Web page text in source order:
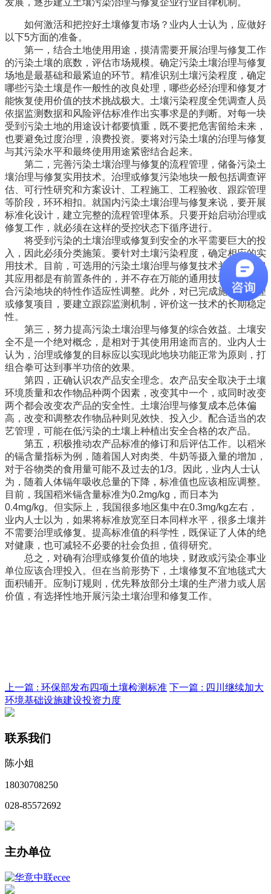
发展，逐步建立土壤污染治理与修复企业行业自律机制。
如何激活和把控好土壤修复市场？业内人士认为，应做好
以下5方面的准备。
第一，结合土地使用用途，摸清需要开展治理与修复工作
的污染土壤的底数，评估市场规模。确定污染土壤治理与修复
场地是最基础和最紧迫的环节。精准识别土壤污染程度，确定
哪些污染土壤是作一般性的改良处理，哪些必经治理和修复才
能恢复使用价值的技术挑战极大。土壤污染程度全凭调查人员
依据监测数据和风险评估标准作出实事求是的判断。对每一块
受到污染土地的用途设计都要慎重，既不要把危害留给未来，
也要避免过度治理，浪费投资。要将对污染土壤的治理与修复
与其污染水平和最终使用用途紧密结合起来。
第二，完善污染土壤治理与修复的流程管理，储备污染土
壤治理与修复实用技术。治理或修复污染地块一般包括调查评
估、可行性研究和方案设计、工程施工、工程验收、跟踪管理
等阶段，环环相扣。就国内污染土壤治理与修复来说，要开展
标准化设计，建立完整的流程管理体系。只要开始启动治理或
修复工作，就必须在这样的受控状态下循序进行。
将受到污染的土壤治理或修复到安全的水平需要巨大的投
入，因此必须分类施策。要针对土壤污染程度，确定相应的实
用技术。目前，可选用的污染土壤治理与修复技术并不少，但
其应用都是有前置条件的，并不存在万能的通用技术，需要结
合污染地块的特性作适应性调整。此外，对已完成施工的治理
或修复项目，要建立跟踪监测机制，评价这一技术的长期稳定
性。
第三，努力提高污染土壤治理与修复的综合效益。土壤安
全不是一个绝对概念，是相对于其使用用途而言的。业内人士
认为，治理或修复的目标应以实现此地块功能正常为原则，打
组合拳可达到事半功倍的效果。
第四，正确认识农产品安全理念。农产品安全取决于土壤
环境质量和农作物品种两个因素，改变其中一个，或同时改变
两个都会改变农产品的安全性。土壤治理与修复成本总体偏
高，改变和调整农作物品种则见效快、投入少。配合适当的农
艺管理，可能在低污染的土壤上种植出安全合格的农产品。
第五，积极推动农产品标准的修订和后评估工作。以稻米
的镉含量指标为例，随着国人对肉类、牛奶等摄入量的增加，
对于谷物类的食用量可能不及过去的1/3。因此，业内人士认
为，随着人体镉年吸收总量的下降，标准值也应该相应调整。
目前，我国稻米镉含量标准为0.2mg/kg，而日本为
0.4mg/kg。但实际上，我国很多地区集中在0.3mg/kg左右，
业内人士以为，如果将标准放宽至日本同样水平，很多土壤并
不需要治理或修复。提高标准值的科学性，既保证了人体的绝
对健康，也可减轻不必要的社会负担，值得研究。
总之，对确有治理或修复价值的地块，财政或污染企事业
单位应该合理投入。但在当前形势下，土壤修复不宜地毯式大
面积铺开。应制订规则，优先释放部分土壤的生产潜力或人居
价值，有选择性地开展污染土壤治理和修复工作。
上一篇 : 环保部发布四项土壤检测标准 下一篇 : 四川继续加大
环境基础设施建设投资力度
联系我们
陈小姐
18030708250
028-85572692
主办单位